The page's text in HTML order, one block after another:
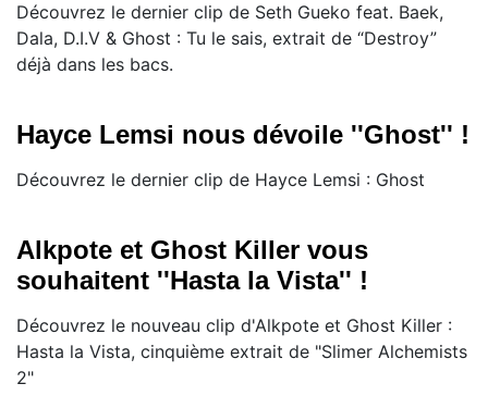
Découvrez le dernier clip de Seth Gueko feat. Baek,
Dala, D.I.V & Ghost : Tu le sais, extrait de “Destroy”
déjà dans les bacs.
Hayce Lemsi nous dévoile ''Ghost'' !
Découvrez le dernier clip de Hayce Lemsi : Ghost
Alkpote et Ghost Killer vous
souhaitent ''Hasta la Vista'' !
Découvrez le nouveau clip d'Alkpote et Ghost Killer :
Hasta la Vista, cinquième extrait de "Slimer Alchemists
2"